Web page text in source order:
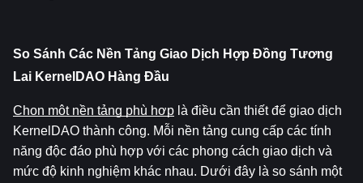
So Sánh Các Nền Tảng Giao Dịch Hợp Đồng Tương
Lai KernelDAO Hàng Đầu
Chọn một nền tảng phù hợp là điều cần thiết để giao dịch
KernelDAO thành công. Mỗi nền tảng cung cấp các tính
năng độc đáo phù hợp với các phong cách giao dịch và
mức độ kinh nghiệm khác nhau. Dưới đây là so sánh một